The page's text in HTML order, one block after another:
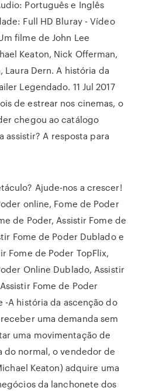
Português e Inglês
Full HD Bluray - Vídeo
filme de John Lee
Keaton, Nick Offerman,
Laura Dern. A história da
Legendado. 11 Jul 2017
de estrear nos cinemas, o
chegou ao catálogo
assistir? A resposta para
Ajude-nos a crescer!
online, Fome de Poder
de Poder, Assistir Fome de
Fome de Poder Dublado e
Fome de Poder TopFlix,
Online Dublado, Assistir
Fome de Poder
-A história da ascenção do
receber uma demanda sem
uma movimentação de
do normal, o vendedor de
Keaton) adquire uma
da lanchonete dos